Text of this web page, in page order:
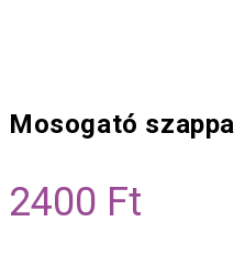
Mosogató
2400 Ft